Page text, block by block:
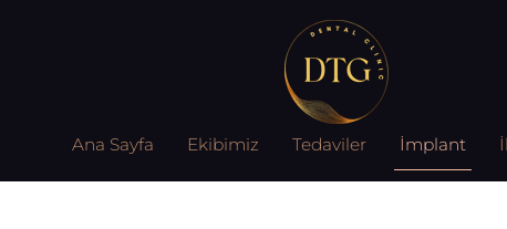
Ana Sayfa Ekibimiz Tedaviler İmplant